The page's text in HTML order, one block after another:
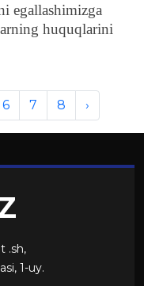
egallashimizga
huquqlarini
6 7 8 ›
.sh,
1-uy.